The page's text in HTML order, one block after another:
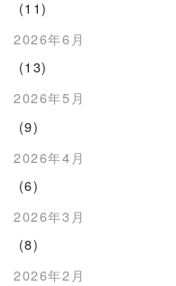
(11)
2026年6月
(13)
2026年5月
(9)
2026年4月
(6)
2026年3月
(8)
2026年2月